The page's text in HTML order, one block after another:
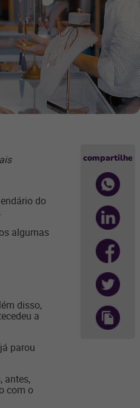
do
algumas
disso,
a
parou
antes,
com o
compartilhe